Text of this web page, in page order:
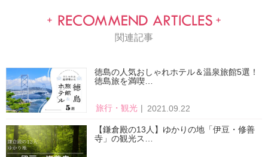
関連記事
徳島の人気おしゃれホテル＆温泉旅館5選！
徳島旅を満喫…
旅行・観光 2021.09.22
【鎌倉殿の13人】ゆかりの地「伊豆・修善
寺」の観光ス…